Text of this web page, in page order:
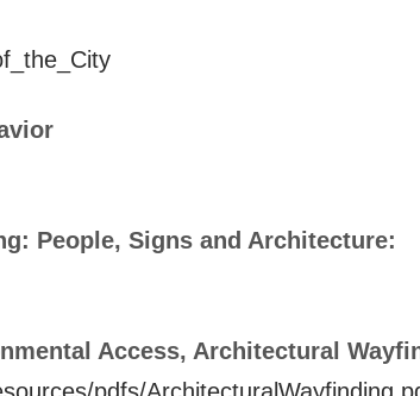
People, Signs and Architecture:
Access, Architectural